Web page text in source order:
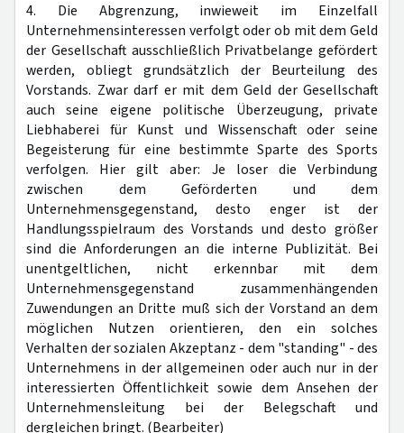
4. Die Abgrenzung, inwieweit im Einzelfall
Unternehmensinteressen verfolgt oder ob mit dem Geld
der Gesellschaft ausschließlich Privatbelange gefördert
werden, obliegt grundsätzlich der Beurteilung des
Vorstands. Zwar darf er mit dem Geld der Gesellschaft
auch seine eigene politische Überzeugung, private
Liebhaberei für Kunst und Wissenschaft oder seine
Begeisterung für eine bestimmte Sparte des Sports
verfolgen. Hier gilt aber: Je loser die Verbindung
zwischen dem Geförderten und dem
Unternehmensgegenstand, desto enger ist der
Handlungsspielraum des Vorstands und desto größer
sind die Anforderungen an die interne Publizität. Bei
unentgeltlichen, nicht erkennbar mit dem
Unternehmensgegenstand zusammenhängenden
Zuwendungen an Dritte muß sich der Vorstand an dem
möglichen Nutzen orientieren, den ein solches
Verhalten der sozialen Akzeptanz - dem "standing" - des
Unternehmens in der allgemeinen oder auch nur in der
interessierten Öffentlichkeit sowie dem Ansehen der
Unternehmensleitung bei der Belegschaft und
dergleichen bringt. (Bearbeiter)